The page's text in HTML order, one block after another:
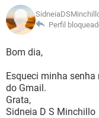
GUIA DE COMPRAS
INSTAGRAM
GUIA DE COMPRAS
CELULAR
OUTLOOK
INSTAGRAM
JOGOS
CELULAR
OUTLOOK
INSTAGRAM
GUIA DE COMPRAS
GLOSSÁRIO
JOGOS
OUTLOOK
INSTAGRAM
Perfil
Bom dia,
Esqueci minha
do Gmail.
Grata,
Sidneia D S Minchillo